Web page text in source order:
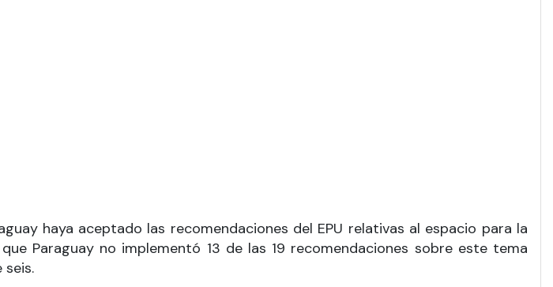
haya aceptado las recomendaciones del EPU relativas al espacio para la
Paraguay no implementó 13 de las 19 recomendaciones sobre este tema